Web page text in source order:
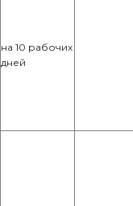
на 10 рабочих
дней